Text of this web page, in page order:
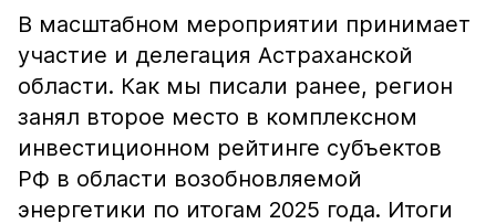
В масштабном мероприятии принимает
участие и делегация Астраханской
области. Как мы писали ранее, регион
занял второе место в комплексном
инвестиционном рейтинге субъектов
РФ в области возобновляемой
энергетики по итогам 2025 года. Итоги